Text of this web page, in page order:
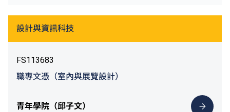
設計與資訊科技
FS113683
職專文憑（室內與展覽設計）
青年學院（邱子文）